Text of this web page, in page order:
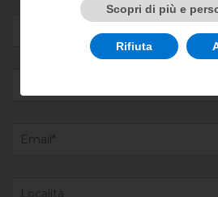
Scopri di più e
Rifiuta